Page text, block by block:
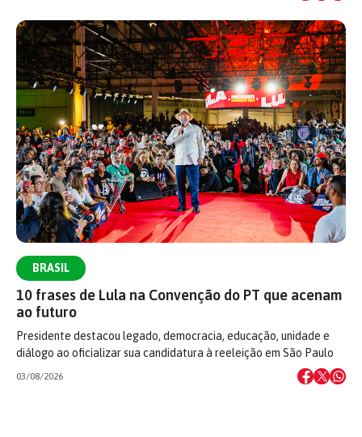
BRASIL
10 frases de Lula na Convenção do PT que acenam
ao futuro
Presidente destacou legado, democracia, educação, unidade e
diálogo ao oficializar sua candidatura à reeleição em São Paulo
03/08/2026